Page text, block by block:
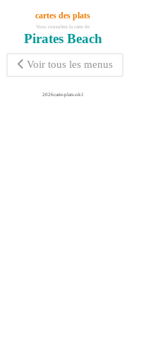
cartes des plats
Vous consultez la carte de
Pirates Beach
Voir tous les menus
2026carte-plats-ok1